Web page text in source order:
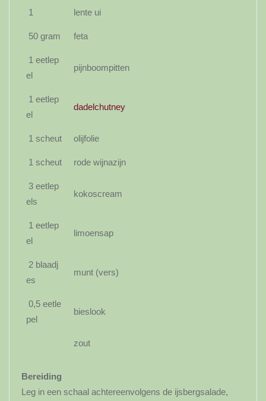
1 lente ui
50 gram feta
1 eetlep
el
pijnboompitten
1 eetlep
el
dadelchutney
1 scheut olijfolie
1 scheut rode wijnazijn
3 eetlep
els
kokoscream
1 eetlep
el
limoensap
2 blaadj
es
munt (vers)
0,5 eetle
pel
bieslook
zout
Bereiding
Leg in een schaal achtereenvolgens de ijsbergsalade,